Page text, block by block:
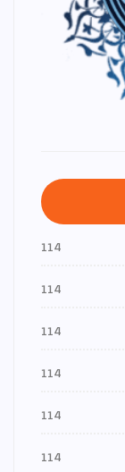
114
114
114
114
114
114